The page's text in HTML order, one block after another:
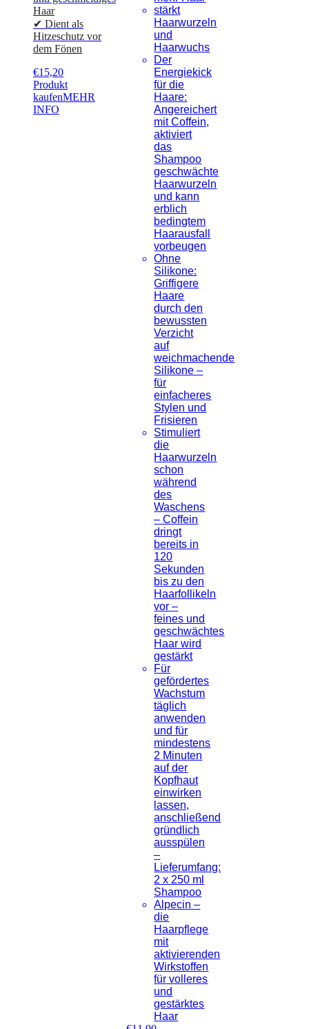
Haar
✔ Dient als
Hitzeschutz vor
dem Fönen
€15,20
Produkt
kaufenMEHR
INFO
stärkt
Haarwurzeln
und
Haarwuchs
Der
Energiekick
für die
Haare:
Angereichert
mit Coffein,
aktiviert
das
Shampoo
geschwächte
Haarwurzeln
und kann
erblich
bedingtem
Haarausfall
vorbeugen
Ohne
Silikone:
Griffigere
Haare
durch den
bewussten
Verzicht
auf
weichmachende
Silikone –
für
einfacheres
Stylen und
Frisieren
Stimuliert
die
Haarwurzeln
schon
während
des
Waschens
– Coffein
dringt
bereits in
120
Sekunden
bis zu den
Haarfollikeln
vor –
feines und
geschwächtes
Haar wird
gestärkt
Für
gefördertes
Wachstum
täglich
anwenden
und für
mindestens
2 Minuten
auf der
Kopfhaut
einwirken
lassen,
anschließend
gründlich
ausspülen
–
Lieferumfang:
2 x 250 ml
Shampoo
Alpecin –
die
Haarpflege
mit
aktivierenden
Wirkstoffen
für volleres
und
gestärktes
Haar